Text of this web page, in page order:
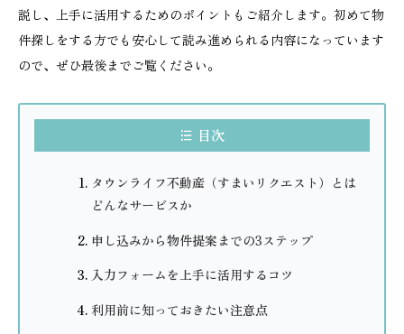
説し、上手に活用するためのポイントもご紹介します。初めて物
件探しをする方でも安心して読み進められる内容になっています
ので、ぜひ最後までご覧ください。
目次
タウンライフ不動産（すまいリクエスト）とは
どんなサービスか
申し込みから物件提案までの3ステップ
入力フォームを上手に活用するコツ
利用前に知っておきたい注意点